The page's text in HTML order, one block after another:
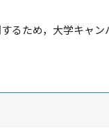
るため，大学キャ